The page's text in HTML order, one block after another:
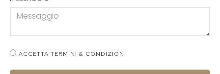
ACCETTA TERMINI & CONDIZIONI